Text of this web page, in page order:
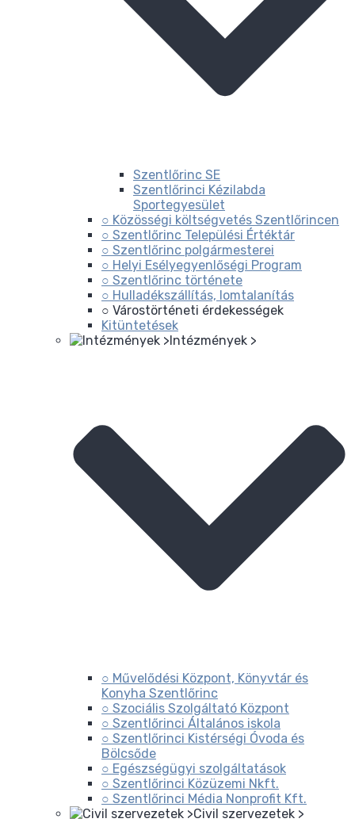
Szentlőrinc SE
Szentlőrinci Kézilabda
Sportegyesület
○ Közösségi költségvetés Szentlőrincen
○ Szentlőrinc Települési Értéktár
○ Szentlőrinc polgármesterei
○ Helyi Esélyegyenlőségi Program
○ Szentlőrinc története
○ Hulladékszállítás, lomtalanítás
○ Várostörténeti érdekességek
Kitüntetések
Intézmények >
○ Művelődési Központ, Könyvtár és
Konyha Szentlőrinc
○ Szociális Szolgáltató Központ
○ Szentlőrinci Általános iskola
○ Szentlőrinci Kistérségi Óvoda és
Bölcsőde
○ Egészségügyi szolgáltatások
○ Szentlőrinci Közüzemi Nkft.
○ Szentlőrinci Média Nonprofit Kft.
Civil szervezetek >